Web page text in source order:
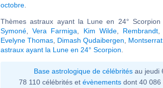
octobre
Thèmes astraux ayant la Lune en 24°
Symoné ,Vera Farmiga Kim Wilde, Rembrandt
Evelyne Thomas Dimash Qudaibergen
astraux ayant la Lune en 24° Scorpion
Base astrologique de célébritésau jeudi
78 110 célébrités et évènementsdont 40 086